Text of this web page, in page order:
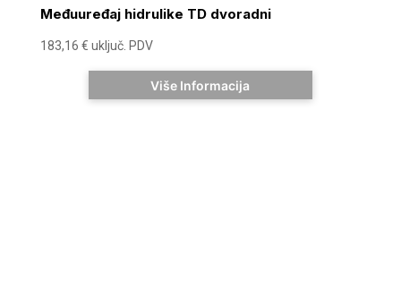
Međuuređaj hidrulike TD dvoradni
183,16 € uključ. PDV
Više Informacija